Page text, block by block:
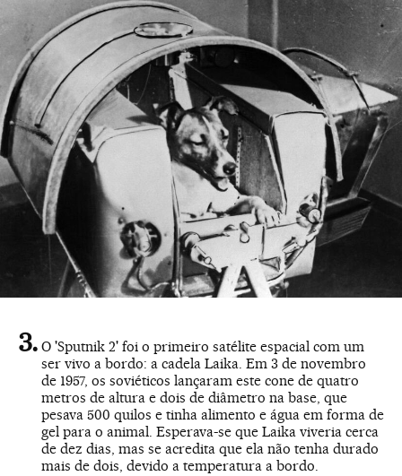
O 'Sputnik 2' foi o primeiro satélite espacial com um
ser vivo a bordo: a cadela Laika. Em 3 de novembro
de 1957, os soviéticos lançaram este cone de quatro
metros de altura e dois de diâmetro na base, que
pesava 500 quilos e tinha alimento e água em forma de
gel para o animal. Esperava-se que Laika viveria cerca
de dez dias, mas se acredita que ela não tenha durado
mais de dois, devido a temperatura a bordo.